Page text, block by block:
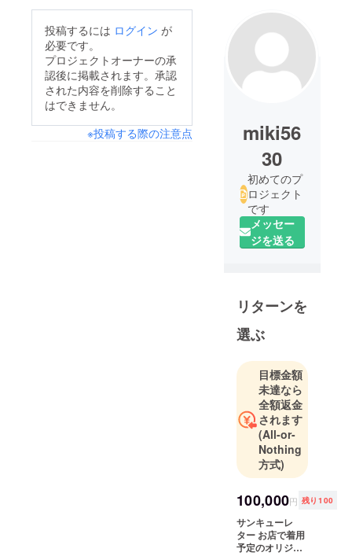
投稿するには ログイン が
必要です。
プロジェクトオーナーの承
認後に掲載されます。承認
された内容を削除すること
はできません。
※投稿する際の注意点
miki56
30
初めてのプ
ロジェクト
です
メッセー
ジを送る
リターンを
選ぶ
目標金額
未達なら
全額返金
されます
(All-or-
Nothing
方式)
100,000円 残り100
サンキューレ
ター お店で着用
予定のオリジナ